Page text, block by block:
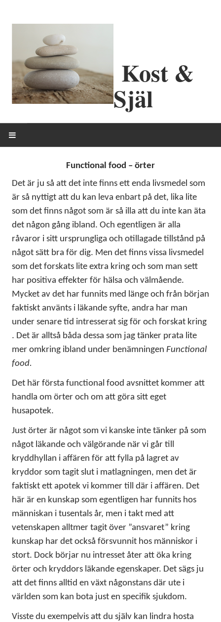
Kost &
Själ
OM MIG
ERBJUDANDEN
KONTAKT
LAVENDELGÖMMAN
INTEGRITETSPOLICY
RECEPT
MINA BÖCKER
INLOGGNING
Functional food – örter
Det är ju så att det inte finns ett enda livsmedel som
är så nyttigt att du kan leva enbart på det, lika lite
som det finns något som är så illa att du inte kan äta
det någon gång ibland. Och egentligen är alla
råvaror i sitt ursprungliga och otillagade tillstånd på
något sätt bra för dig. Men det finns vissa livsmedel
som det forskats lite extra kring och som man sett
har positiva effekter för hälsa och välmående.
Mycket av det har funnits med länge och från början
faktiskt använts i läkande syfte, andra har man
under senare tid intresserat sig för och forskat kring
. Det är alltså båda dessa som jag tänker prata lite
mer omkring ibland under benämningen Functional
food.
Det här första functional food avsnittet kommer att
handla om örter och om att göra sitt eget
husapotek.
Just örter är något som vi kanske inte tänker på som
något läkande och välgörande när vi går till
kryddhyllan i affären för att fylla på lagret av
kryddor som tagit slut i matlagningen, men det är
faktiskt ett apotek vi kommer till där i affären. Det
här är en kunskap som egentligen har funnits hos
människan i tusentals år, men i takt med att
vetenskapen alltmer tagit över ”ansvaret” kring
kunskap har det också försvunnit hos människor i
stort. Dock börjar nu intresset åter att öka kring
örter och kryddors läkande egenskaper. Det sägs ju
att det finns alltid en växt någonstans där ute i
världen som kan bota just en specifik sjukdom.
Visste du exempelvis att du själv kan lindra hosta